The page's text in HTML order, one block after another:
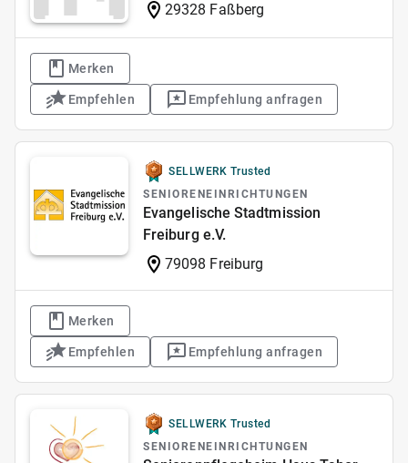
29328 Faßberg
Merken
Empfehlen Empfehlung anfragen
SELLWERK Trusted
SENIORENEINRICHTUNGEN
Evangelische Stadtmission
Freiburg e.V.
79098 Freiburg
Merken
Empfehlen Empfehlung anfragen
SELLWERK Trusted
SENIORENEINRICHTUNGEN